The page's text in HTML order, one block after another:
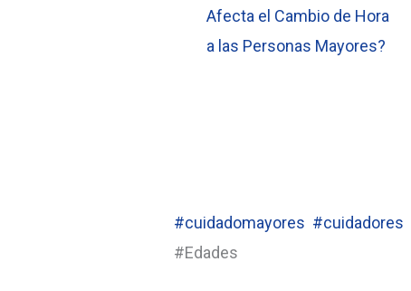
Afecta el Cambio de Hora
a las Personas Mayores?
#cuidadomayores #cuidadores
#Edades